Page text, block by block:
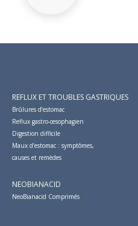
REFLUX ET TROUBLES GASTRIQUES
Brûlures d’estomac
Reflux gastro-œsophagien
Digestion difficile
Maux d’estomac : symptômes,
causes et remèdes
NEOBIANACID
NeoBianacid Comprimés